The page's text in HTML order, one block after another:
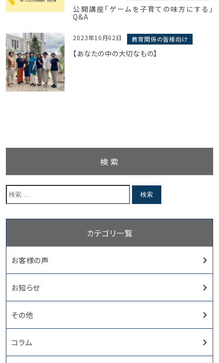
公開講座「ゲームを子育ての味方にする」
Q&A
2023年10月02日 教育関係の皆様向け
【あなたの中の大切なもの】
検 索
カテゴリ一覧
お客様の声
お知らせ
その他
コラム